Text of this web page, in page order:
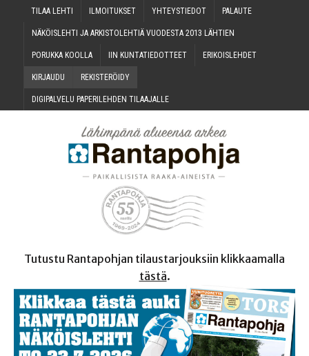
TILAA LEH­TI ILMOI­TUK­SET YHTEYS­TIE­DOT PALAU­TE
NÄKÖIS­LEH­TI JA ARKIS­TO­LEH­TIÄ VUO­DES­TA 2013 LÄHTIEN
PORUK­KA KOOLLA IIN KUN­TA­TIE­DOT­TEET ERI­KOIS­LEH­DET
KIR­JAU­DU REKIS­TE­RÖI­DY
DIGI­PAL­VE­LU PAPE­RI­LEH­DEN TILAAJALLE
Tutustu Rantapohjan tilaustarjouksiin klikkaamalla
tästä.